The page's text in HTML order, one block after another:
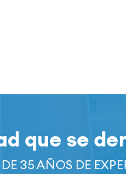
que se
35 AÑOS DE